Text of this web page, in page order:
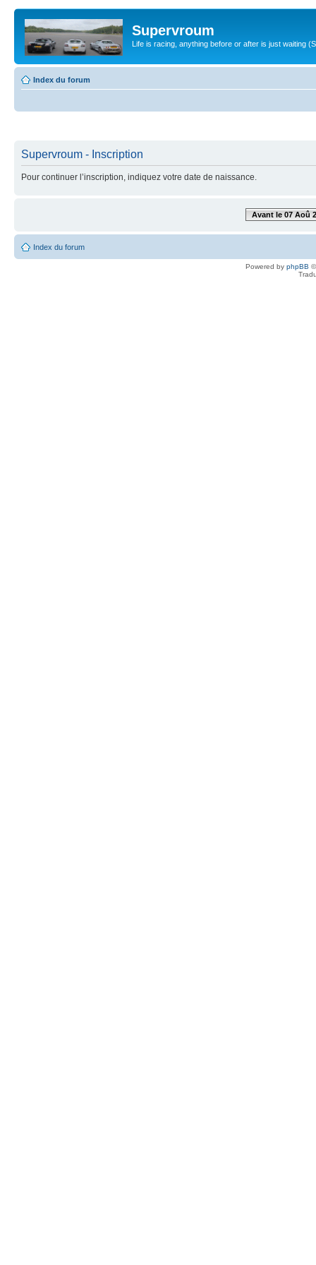
Supervroum
Life is racing, anything before or after is just waiting
Index du forum
Supervroum - Inscription
Pour continuer l’inscription, indiquez votre date de naissance.
Avant le 07 Aoû
Index du forum
Powered by phpBB